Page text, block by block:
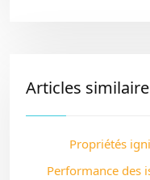
Articles
Propriétés
Performance des